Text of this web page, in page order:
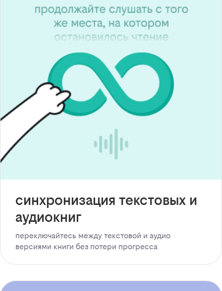
синхронизация текстовых и
аудиокниг
переключайтесь между текстовой и аудио
версиями книги без потери прогресса